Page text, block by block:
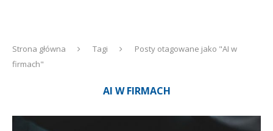
Strona główna Tagi
Posty otagowane jako "AI w
firmach"
AI W FIRMACH